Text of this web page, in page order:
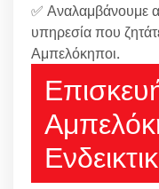
✅ Αναλαμβάνουμε
υπηρεσία που
Αμπελόκηποι.